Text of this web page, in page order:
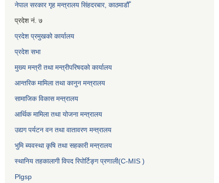
नेपाल सरकार गृह मन्त्रालय सिंहदरबार, काठमाडौँ
प्रदेश नं. ७
प्रदेश प्रमुखको कार्यालय
प्रदेश सभा
मुख्य मन्त्री तथा मन्त्रीपरिषदको कार्यालय
आन्तरिक मामिला तथा कानुन मन्त्रालय
सामाजिक विकास मन्त्रालय
आर्थिक मामिला तथा योजना मन्त्रालय
उद्यग पर्यटन वन तथा वातावरण मन्त्रालय
भुमि ब्यवस्था कृषि तथा सहकारी मन्त्रालय
स्थानिय तहकालागी विपद रिपोर्टिङ्ग प्रणाली(C-MIS )
Plgsp